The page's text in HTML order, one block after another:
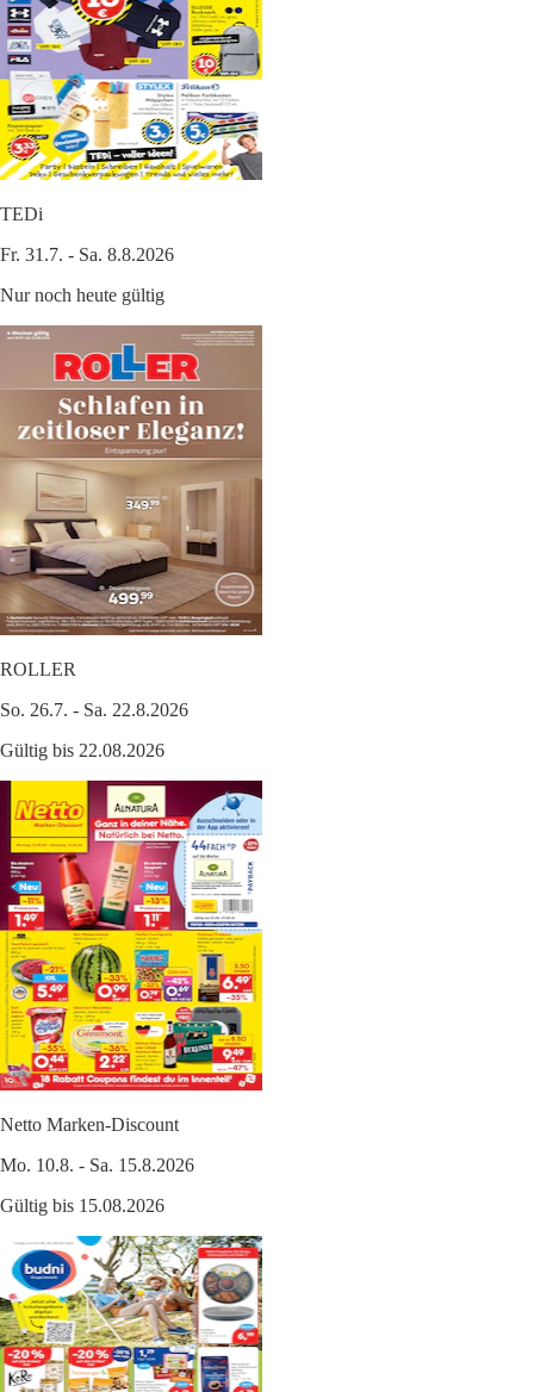
TEDi
Fr. 31.7. - Sa. 8.8.2026
Nur noch heute gültig
ROLLER
So. 26.7. - Sa. 22.8.2026
Gültig bis 22.08.2026
Netto Marken-Discount
Mo. 10.8. - Sa. 15.8.2026
Gültig bis 15.08.2026